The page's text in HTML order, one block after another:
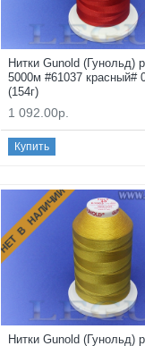
Нитки Gunold (Гунольд)
5000м #61037 красный#
(154г)
1 092.00р.
Купить
НЕТ В НАЛИЧИИ
Нитки Gunold (Гунольд)